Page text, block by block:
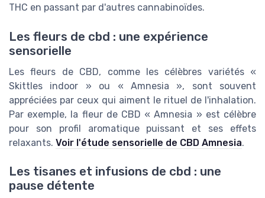
THC en passant par d'autres cannabinoïdes.
Les fleurs de cbd : une expérience
sensorielle
Les fleurs de CBD, comme les célèbres variétés «
Skittles indoor » ou « Amnesia », sont souvent
appréciées par ceux qui aiment le rituel de l'inhalation.
Par exemple, la fleur de CBD « Amnesia » est célèbre
pour son profil aromatique puissant et ses effets
relaxants. Voir l'étude sensorielle de CBD Amnesia.
Les tisanes et infusions de cbd : une
pause détente